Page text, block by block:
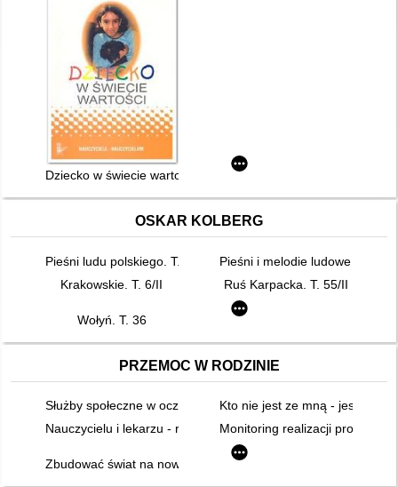
Dziecko w świecie wartości. Cz. 1
OSKAR KOLBERG
Pieśni ludu polskiego. T. 1
Pieśni i melodie ludowe w
Krakowskie. T. 6/II
Ruś Karpacka. T. 55/II
Wołyń. T. 36
PRZEMOC W RODZINIE
Służby społeczne w oczach osób doświadczających przemocy
Kto nie jest ze mną - jest
Nauczycielu i lekarzu - reaguj na przemoc!Monitoring realizacji procedury
Zbudować świat na nowo